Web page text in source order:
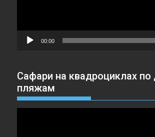
00:00
Сафари на квадроциклах по
пляжам